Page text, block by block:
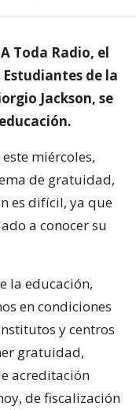
Toda Radio, el
de la
Jackson, se
miércoles,
de gratuidad,
es difícil, ya que
a conocer su
la educación,
en condiciones
y centros
gratuidad,
acreditación
de fiscalización